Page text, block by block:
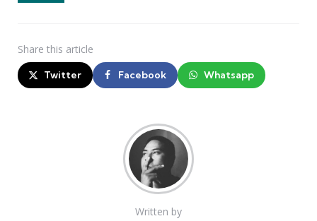
Share this article
Twitter Facebook Whatsapp
Written by